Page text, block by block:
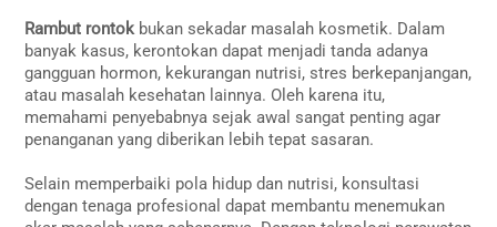
Rambut rontokbukan sekadar masalah kosmetik. Dalam
banyak kasus, kerontokan dapat menjadi tanda adanya
gangguan hormon, kekurangan nutrisi, stres berkepanjangan,
atau masalah kesehatan lainnya. Oleh karena itu,
memahami penyebabnya sejak awal sangat penting agar
penanganan yang diberikan lebih tepat sasaran.
Selain memperbaiki pola hidup dan nutrisi, konsultasi
dengan tenaga profesional dapat membantu menemukan